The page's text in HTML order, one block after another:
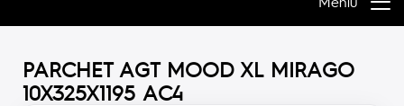
PARCHET AGT MOOD XL MIRAGO
10X325X1195 AC4